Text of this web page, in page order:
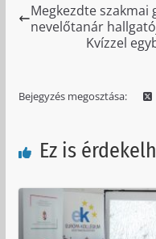
Megkezdte szakmai
nevelőtanár
Kvízzel
Bejegyzés megosztása:
Ez is